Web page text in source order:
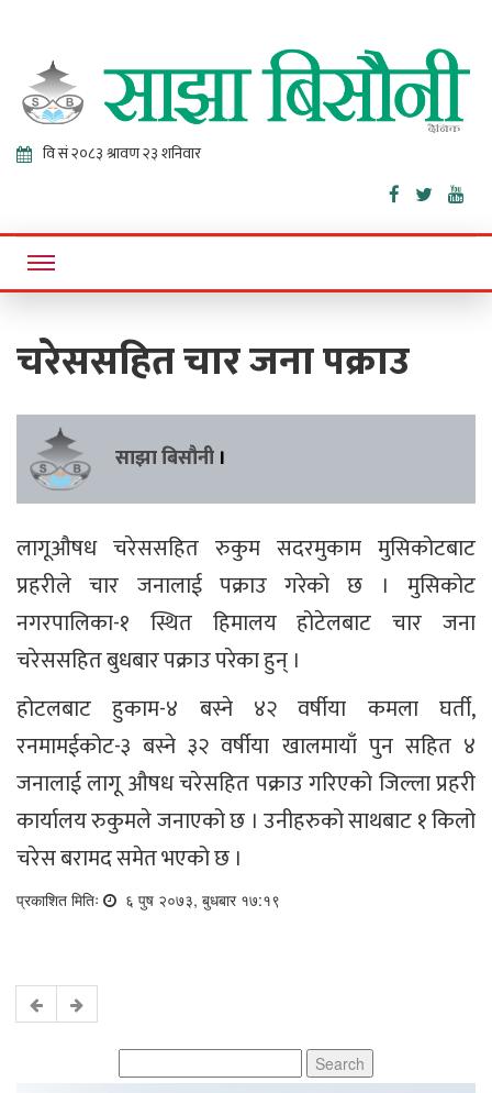
Sajha
Bisaunee
Online News Portal
चरेससहित चार जना पक्राउ
साझा बिसौनी ।
लागूऔषध चरेससहित रुकुम सदरमुकाम मुसिकोटबाट
प्रहरीले चार जनालाई पक्राउ गरेको छ । मुसिकोट
नगरपालिका-१ स्थित हिमालय होटेलबाट चार जना
चरेससहित बुधबार पक्राउ परेका हुन् ।
होटलबाट हुकाम-४ बस्ने ४२ वर्षीया कमला घर्ती,
रनमामईकोट-३ बस्ने ३२ वर्षीया खालमायाँ पुन सहित ४
जनालाई लागू औषध चरेसहित पक्राउ गरिएको जिल्ला प्रहरी
कार्यालय रुकुमले जनाएको छ । उनीहरुको साथबाट १ किलो
चरेस बरामद समेत भएको छ ।
प्रकाशित मितिः ६ पुष २०७३, बुधबार १७:१९
for: